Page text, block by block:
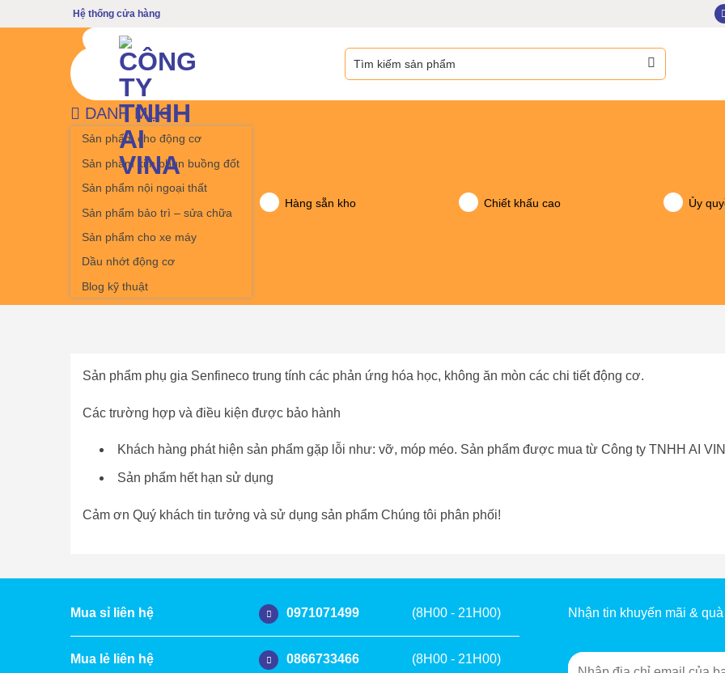
qua
Hệ thống cửa hàng
Tìm
kiếm:
DANH MỤC
Sản phẩm cho động cơ
Sản phẩm kim phun buồng đốt
Sản phẩm nội ngoại thất
Sản phẩm bảo trì – sửa chữa
Sản phẩm cho xe máy
Dầu nhớt động cơ
Blog kỹ thuật
Hàng sẵn kho Chiết khấu cao Ủy
Sản phẩm phụ gia Senfineco trung tính các phản ứng hóa học, không ăn mòn các chi tiết động cơ.
Các trường hợp và điều kiện được bảo hành
Khách hàng phát hiện sản phẩm gặp lỗi như: vỡ, móp méo. Sản phẩm được mua từ Công ty TNHH AI
Sản phẩm hết hạn sử dụng
Cảm ơn Quý khách tin tưởng và sử dụng sản phẩm Chúng tôi phân phối!
Mua sỉ liên hệ 0971071499 (8H00 - 21H00)
Mua lẻ liên hệ 0866733466 (8H00 - 21H00)
Nhận tin khuyến mãi & quà